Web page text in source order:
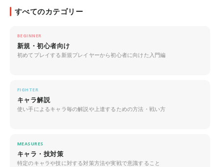
すべてのカテゴリー
BEGINNER
新規・初心者向け
初めてプレイする新規プレイヤーから初心者に向けた入門編
FIGHTER
キャラ解説
使い手によるキャラ毎の解説や上達するための方法・戦い方
MEASURES
キャラ・技対策
特定のキャラや技に対する対策方法や実戦で意識すること